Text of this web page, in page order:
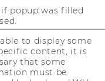
if popup was filled
to display some
content, it is
that some
must be